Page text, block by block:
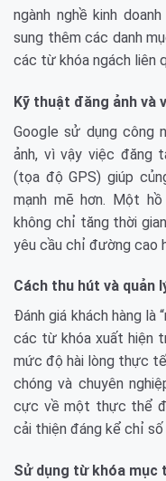
ngành nghề kinh
sung thêm các danh
các từ khóa ngách liên
Kỹ thuật đăng ảnh và
Google sử dụng công
ảnh, vì vậy việc đăng
(tọa độ GPS) giúp
mạnh mẽ hơn. Một
không chỉ tăng thời
yêu cầu chỉ đường cao
Cách thu hút và quản
Đánh giá khách hàng là
các từ khóa xuất hiện
mức độ hài lòng thực
chóng và chuyên
cực về một thực thể
cải thiện đáng kể chỉ
Sử dụng từ khóa mục